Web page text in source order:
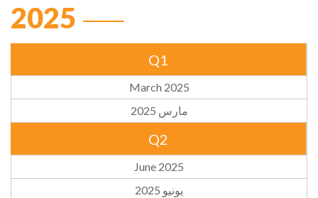
2025
Q1
March 2025
مارس 2025
Q2
June 2025
يونيو 2025